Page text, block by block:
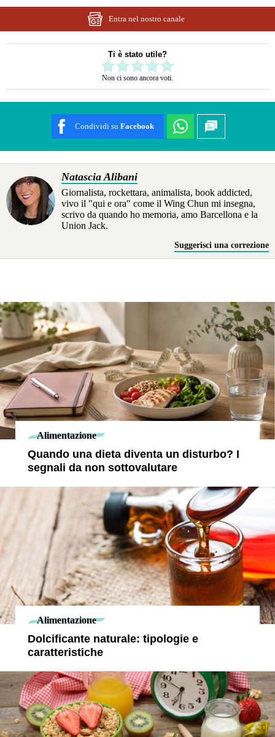
Entra nel nostro canale
Ti è stato utile?
Rate this item:
Non ci sono ancora voti.
Condividi su Facebook
Natascia Alibani
Giornalista, rockettara, animalista, book addicted,
vivo il "qui e ora" come il Wing Chun mi insegna,
scrivo da quando ho memoria, amo Barcellona e la
Union Jack.
Suggerisci una correzione
Alimentazione
Quando una dieta diventa un disturbo? I
segnali da non sottovalutare
Alimentazione
Dolcificante naturale: tipologie e
caratteristiche